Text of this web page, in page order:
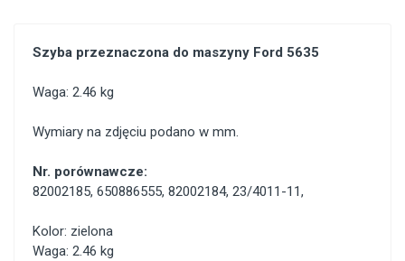
Szyba przeznaczona do maszyny Ford 5635
Waga: 2.46 kg
Wymiary na zdjęciu podano w mm.
Nr. porównawcze:
82002185, 650886555, 82002184, 23/4011-11,
Kolor: zielona
Waga: 2.46 kg